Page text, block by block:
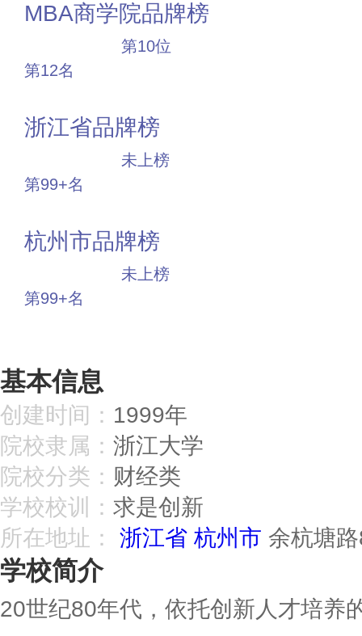
MBA商学院品牌榜
第10位
第12名
浙江省品牌榜
未上榜
第99+名
杭州市品牌榜
未上榜
第99+名
基本信息
创建时间： 1999年
院校隶属： 浙江大学
院校分类： 财经类
学校校训： 求是创新
所在地址：
浙江省 杭州市 余杭塘
学校简介
20世纪80年代，依托创新人才培养